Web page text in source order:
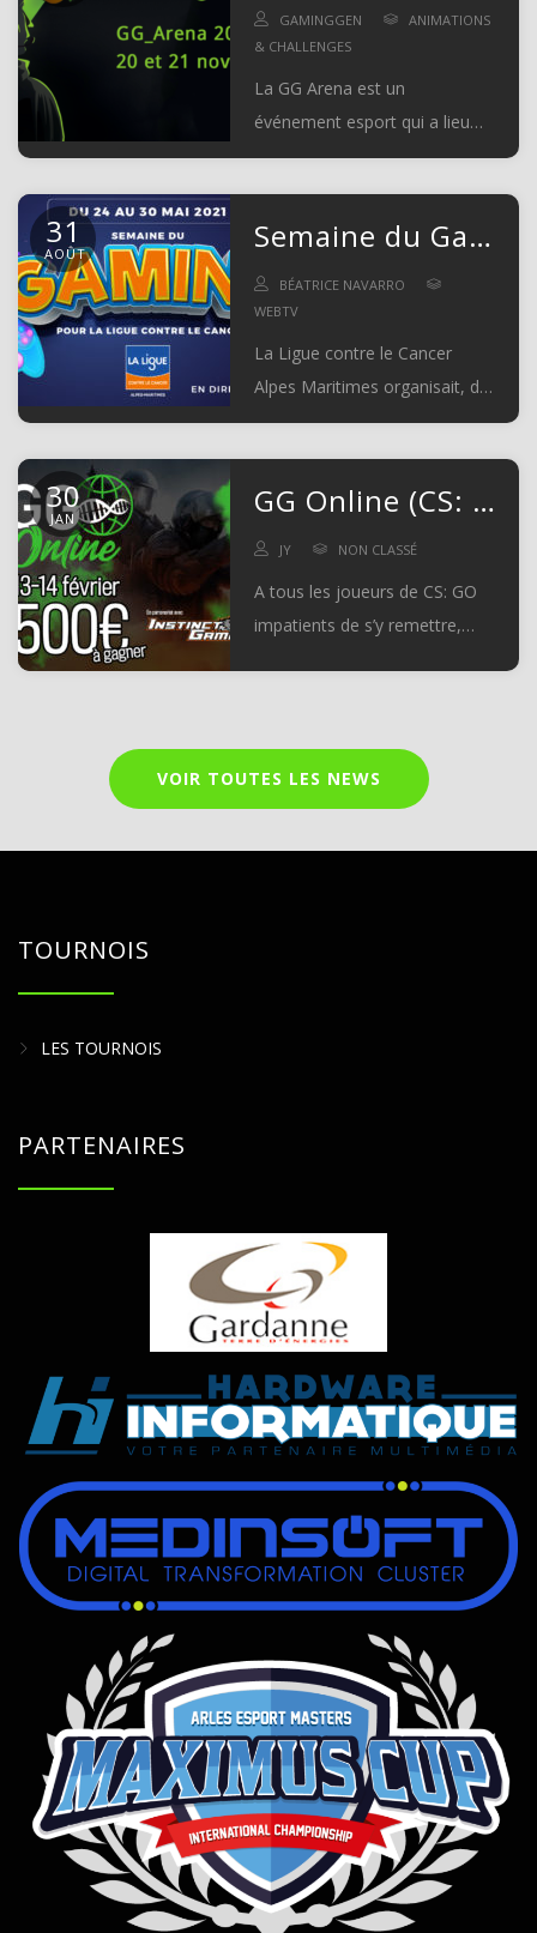
GAMINGGEN
ANIMATIONS
& CHALLENGES
La GG Arena est un
événement esport qui a lieu
les 23 et 24 octobre 2021 à
Gardanne.
31
AOÛT Semaine du Gaming : Gaming Gen était là !
BÉATRICE NAVARRO
WEBTV
La Ligue contre le Cancer
Alpes Maritimes organisait, du
24 au 30 mai dernier, la
« Semaine du Gaming » en
faveur des personnes […]
30
JAN GG Online (CS: GO): Première édition !
JY NON CLASSÉ
A tous les joueurs de CS: GO
impatients de s’y remettre,
VOIR TOUTES LES NEWS
TOURNOIS
LES TOURNOIS
PARTENAIRES